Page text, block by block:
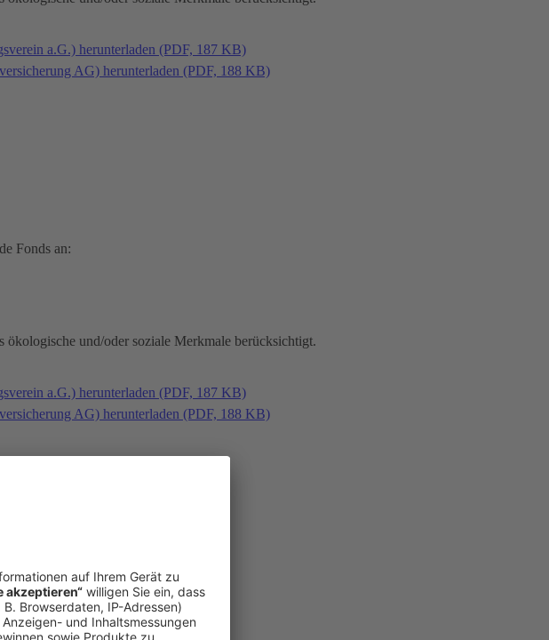
a.G.) herunterladen (PDF, 187 KB)
AG) herunterladen (PDF, 188 KB)
Fonds an:
und/oder soziale Merkmale berücksichtigt.
a.G.) herunterladen (PDF, 187 KB)
AG) herunterladen (PDF, 188 KB)
Fonds an: